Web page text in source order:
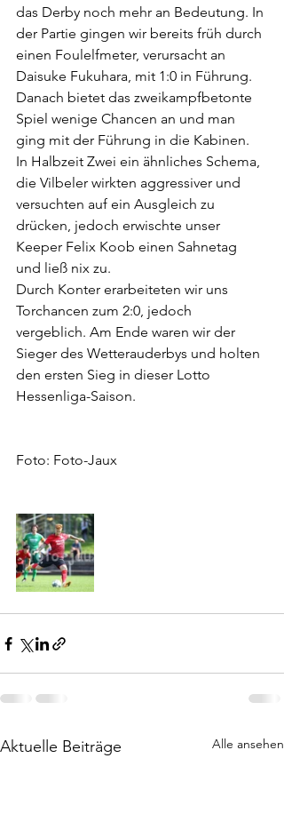
das Derby noch mehr an Bedeutung. In
der Partie gingen wir bereits früh durch
einen Foulelfmeter, verursacht an
Daisuke Fukuhara, mit 1:0 in Führung.
Danach bietet das zweikampfbetonte
Spiel wenige Chancen an und man
ging mit der Führung in die Kabinen.
In Halbzeit Zwei ein ähnliches Schema,
die Vilbeler wirkten aggressiver und
versuchten auf ein Ausgleich zu
drücken, jedoch erwischte unser
Keeper Felix Koob einen Sahnetag
und ließ nix zu.
Durch Konter erarbeiteten wir uns
Torchancen zum 2:0, jedoch
vergeblich. Am Ende waren wir der
Sieger des Wetterauderbys und holten
den ersten Sieg in dieser Lotto
Hessenliga-Saison.
Foto: Foto-Jaux
Aktuelle Beiträge Alle ansehen